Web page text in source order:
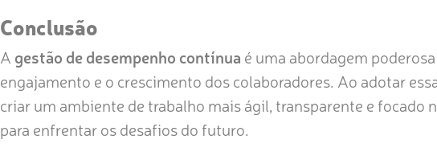
Conclusão
A gestão de desempenho contínua é uma abordagem
engajamento e o crescimento dos colaboradores. Ao adotar
criar um ambiente de trabalho mais ágil, transparente e focado
para enfrentar os desafios do futuro.